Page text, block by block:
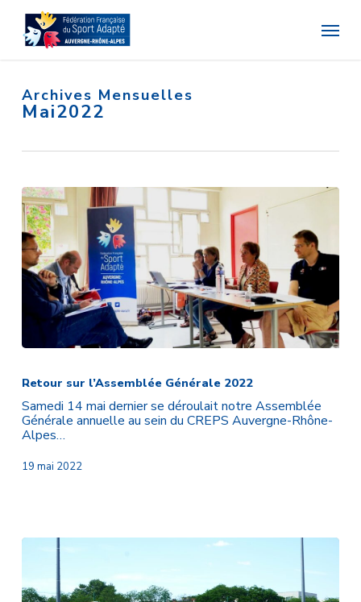
main
content
Menu
Archives Mensuelles
Mai2022
l’Assemblée
Générale
2022
Retour sur l’Assemblée Générale 2022
Samedi 14 mai dernier se déroulait notre Assemblée
Générale annuelle au sein du CREPS Auvergne-Rhône-
Alpes…
19 mai 2022